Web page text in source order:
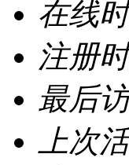
在线
注册
最后
上次